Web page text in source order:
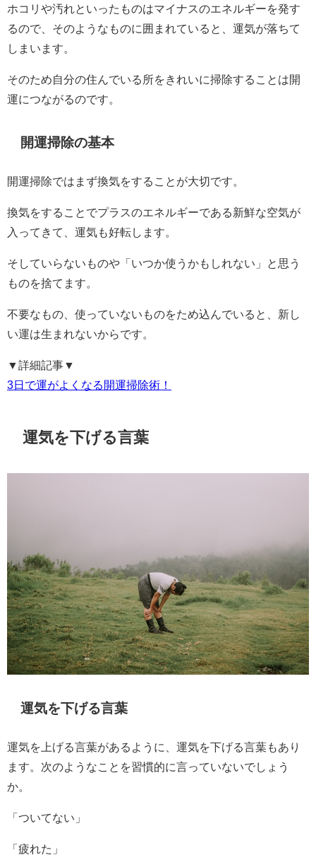
ホコリや汚れといったものはマイナスのエネルギーを発す
るので、 そのようなものに囲まれていると、運気が落ちて
しまいます。
そのため自分の住んでいる所をきれいに掃除することは開
運につながるのです。
開運掃除の基本
開運掃除ではまず換気をすることが大切です。
換気をすることでプラスのエネルギーである新鮮な空気が
入ってきて、運気も好転します。
そしていらないものや「 いつか使うかもしれない」と思う
ものを捨てます。
不要なもの、使っていないものをため込んでいると、新し
い運は生まれないからです。
▼詳細記事▼
3日で運がよくなる開運掃除術！
運気を下げる言葉
運気を下げる言葉
運気を上げる言葉があるように、運気を下げる言葉もあり
ます。次のようなことを習慣的に言っていないでしょう
か。
「ついてない」
「疲れた」